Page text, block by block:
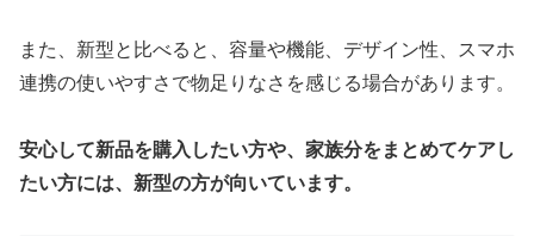
また、新型と比べると、容量や機能、デザイン性、スマホ
連携の使いやすさで物足りなさを感じる場合があります。
安心して新品を購入したい方や、家族分をまとめてケアし
たい方には、新型の方が向いています。